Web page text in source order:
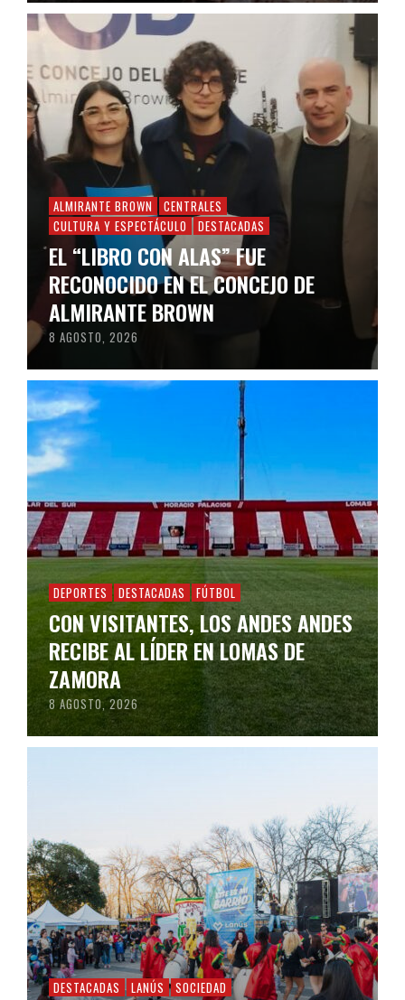
ALMIRANTE BROWN
CENTRALES
CULTURA Y ESPECTÁCULO
DESTACADAS
EL “LIBRO CON ALAS” FUE
RECONOCIDO EN EL CONCEJO DE
ALMIRANTE BROWN
8 AGOSTO, 2026
DEPORTES DESTACADAS FÚTBOL
CON VISITANTES, LOS ANDES ANDES
RECIBE AL LÍDER EN LOMAS DE
ZAMORA
8 AGOSTO, 2026
DESTACADAS LANÚS SOCIEDAD